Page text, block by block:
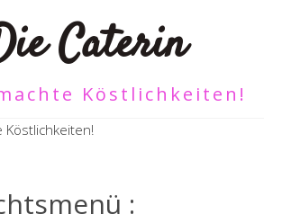
Köstlichkeiten!
: